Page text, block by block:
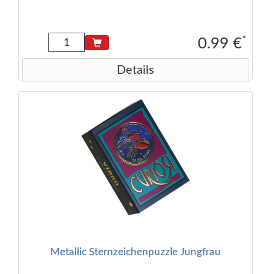
Vor Wärme geschützt und trocken lagern
Lebensmittelunternehmer: Ültje GmbH, Binnerheide 28,
0.99 €*
Details
Metallic Sternzeichenpuzzle Jungfrau